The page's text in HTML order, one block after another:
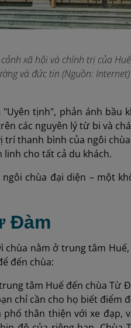
xã hội và chính trị của
và đức tin (Nguồn: Internet)
tịnh", phản ánh bầu
các nguyên lý từ bi và
thanh bình của ngôi
linh cho tất cả du khách.
chùa đại diện – một
Đàm
nằm ở trung tâm
đến chùa:
tâm Huế đến chùa Từ
chỉ cần cho họ biết điểm
phố thân thiện với xe đạp,